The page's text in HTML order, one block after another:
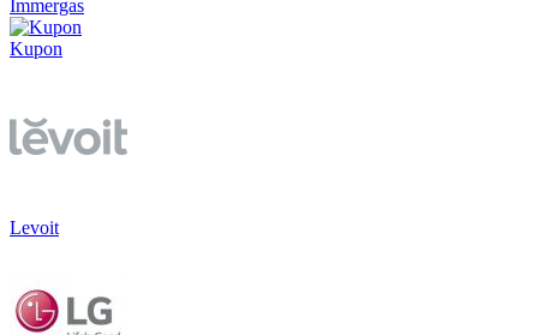
Immergas
Kupon
Levoit